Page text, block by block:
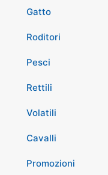
Gatto
Roditori
Pesci
Rettili
Volatili
Cavalli
Promozioni